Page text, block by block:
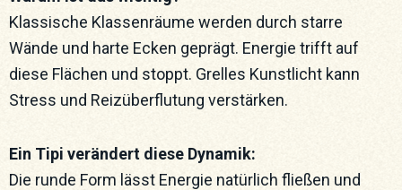
Klassische Klassenräume werden durch starre
Wände und harte Ecken geprägt. Energie trifft auf
diese Flächen und stoppt. Grelles Kunstlicht kann
Stress und Reizüberflutung verstärken.
Ein Tipi verändert diese Dynamik:
Die runde Form lässt Energie natürlich fließen und